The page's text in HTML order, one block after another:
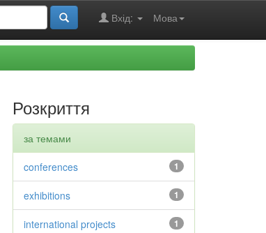
Мова
Вхід:
Розкриття
за темами
1
conferences
1
exhibitions
1
international projects